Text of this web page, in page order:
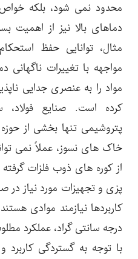
محدود نمی شود، بلکه
دماهای بالا نیز از اهمیت
مثال، توانایی حفظ
مواجهه با تغییرات
مواد را به عنصری جدایی
کرده است. صنایع
پتروشیمی تنها بخشی از
خاک های نسوز، عملاً نمی
از کوره های ذوب فلزات
پزی و تجهیزات مورد نیاز
کاربردها نیازمند موادی
درجه سانتی گراد، عملکرد
با توجه به گستردگی